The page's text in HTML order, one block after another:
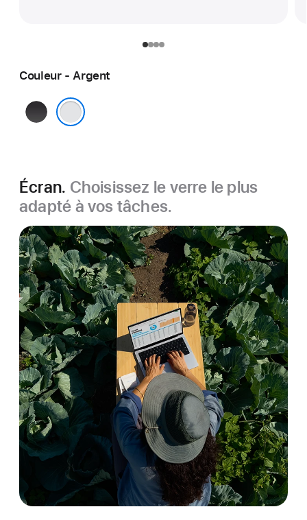
Couleur - Argent
Noir
infini
Écran. Choisissez le verre le plus
adapté à vos tâches.